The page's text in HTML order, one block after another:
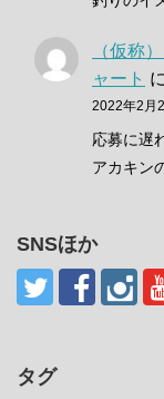
（仮称
ャート に
2022年2月
応募に遅
アカキン
SNSほか
タグ